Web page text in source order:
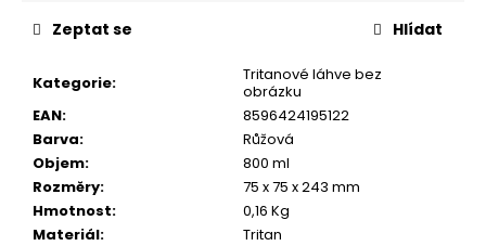
Kategorie:
Tritanové láhve bez
obrázku
EAN:
8596424195122
Barva:
Růžová
Objem:
800 ml
Rozměry:
75 x 75 x 243 mm
Hmotnost:
0,16 Kg
Materiál:
Tritan
Zeptat se Hlídat
FLOWERS
ZDARMA
699
Kč